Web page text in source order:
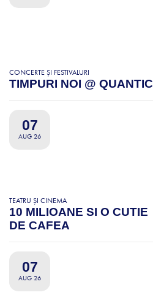
CONCERTE ȘI FESTIVALURI
TIMPURI NOI @ QUANTIC
07
AUG 26
TEATRU ȘI CINEMA
10 MILIOANE SI O CUTIE
DE CAFEA
07
AUG 26